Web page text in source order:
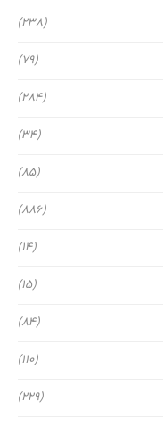
(238)
(79)
(284)
(34)
(85)
(886)
(14)
(15)
(84)
(110)
(229)